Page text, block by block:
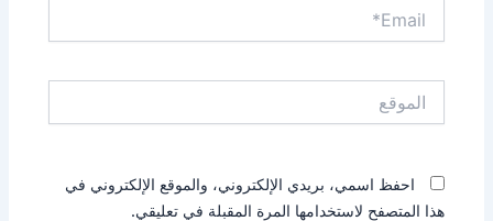
احفظ اسمي، بريدي الإلكتروني، والموقع الإلكتروني في
هذا المتصفح لاستخدامها المرة المقبلة في تعليقي.